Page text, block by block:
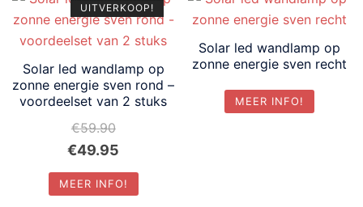
UITVERKOOP!
Solar led wandlamp op
zonne energie sven rond –
voordeelset van 2 stuks
€59.90
Oorspronkelijke
prijs
was:
€49.95
prijs
is:
MEER INFO!
Solar led wandlamp op
zonne energie sven recht
MEER INFO!